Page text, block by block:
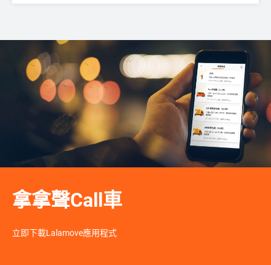
拿拿聲Call車
立即下載Lalamove應用程式